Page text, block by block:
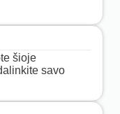
šioje
savo